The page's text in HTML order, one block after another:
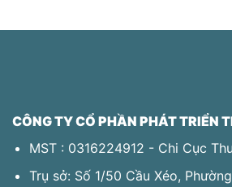
has
may
chosen
on
CÔNG TY CỔ PHẦN PHÁT TRIỂN
MST : 0316224912 - Chi Cục
Trụ sở: Số 1/50 Cầu Xéo,